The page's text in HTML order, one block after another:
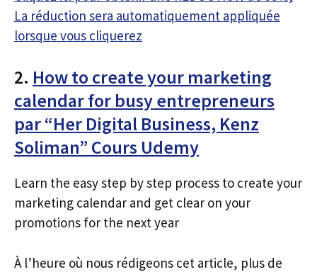
La réduction sera automatiquement appliquée
lorsque vous cliquerez
2. How to create your marketing
calendar for busy entrepreneurs
par “Her Digital Business, Kenz
Soliman” Cours Udemy
Learn the easy step by step process to create your
marketing calendar and get clear on your
promotions for the next year
À l’heure où nous rédigeons cet article, plus de